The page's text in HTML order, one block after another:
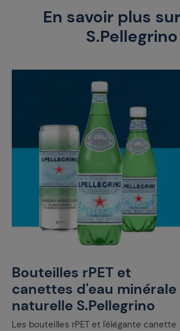
En savoir plus
S.Pellegrino
Bouteilles rPET et
canettes d'eau minérale
naturelle S.Pellegrino
Les bouteilles rPET et l'élégante canette